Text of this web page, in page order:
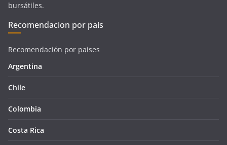
bursátiles.
Recomendacion por pais
Recomendación por paises
Argentina
Chile
Colombia
Costa Rica